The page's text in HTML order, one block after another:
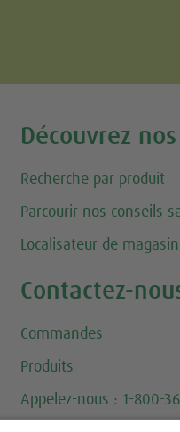
Découvrez
Recherche par produit
Parcourir nos conseils
Localisateur de magasin
Contactez-
Commandes
Produits
Appelez-nous : 1-800-